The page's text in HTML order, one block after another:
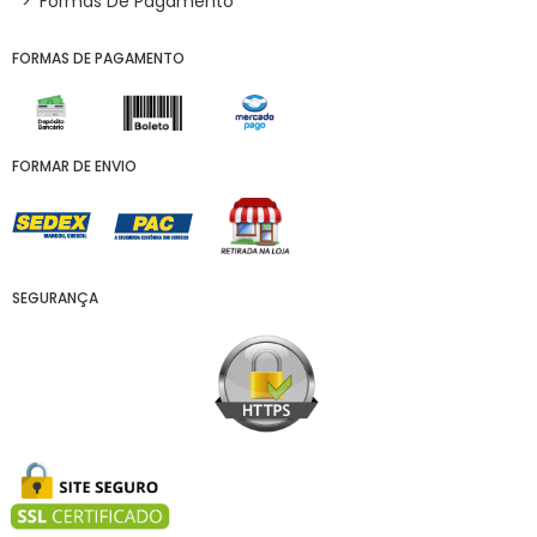
FORMAS DE PAGAMENTO
FORMAR DE ENVIO
SEGURANÇA